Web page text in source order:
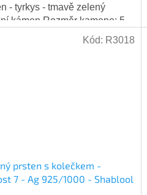
- tyrkys - tmavě zelený
kámen Rozměr kamene: 5
5 mm Hmotnost: 3,0 g Ryzost
prsten s kolečkem -
7 - Ag 925/1000 - Shablool
Kód: R3018